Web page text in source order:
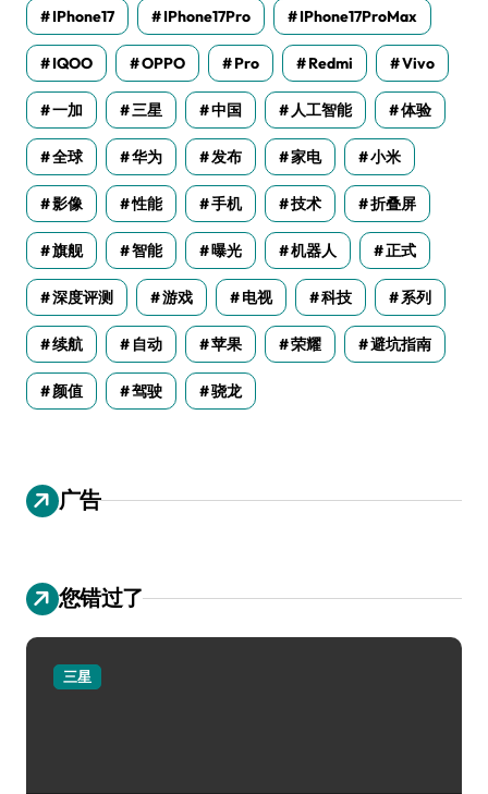
IPhone17 IPhone17Pro IPhone17ProMax
IQOO OPPO Pro Redmi Vivo
一加 三星 中国 人工智能 体验
全球 华为 发布 家电 小米
影像 性能 手机 技术 折叠屏
旗舰 智能 曝光 机器人 正式
深度评测 游戏 电视 科技 系列
续航 自动 苹果 荣耀 避坑指南
颜值 驾驶 骁龙
广告
您错过了
三星